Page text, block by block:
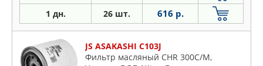
1 дн. 26 шт. 616 р.
JS ASAKASHI C103J
Фильтр масляный CHR 300C/M,